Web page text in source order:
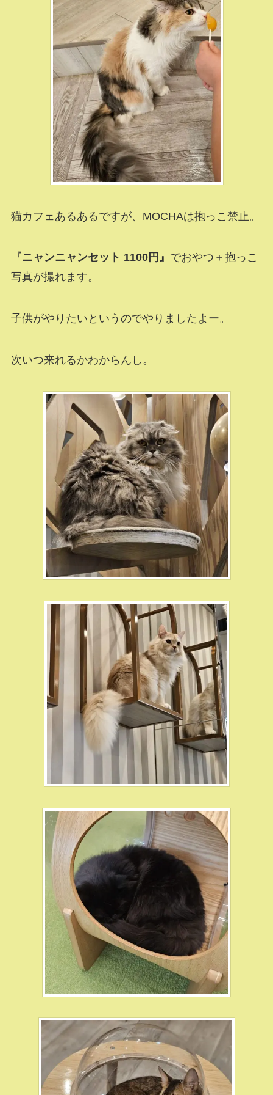
猫カフェあるあるですが、MOCHAは抱っこ禁止。
『ニャンニャンセット 1100円』 でおやつ＋抱っこ
写真が撮れます。
子供がやりたいというのでやりましたよー。
次いつ来れるかわからんし。